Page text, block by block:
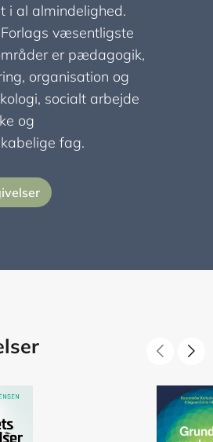
i al almindelighed.
væsentligste
er pædagogik,
organisation og
socialt arbejde
og
fag.